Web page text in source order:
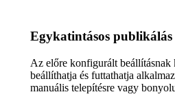
Egykatintásos publikálás
Az előre konfigurált beállításnak
beállíthatja és futtathatja
manuális telepítésre vagy